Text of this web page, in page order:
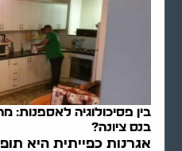
בין פסיכולוגיה לאספנות:
בנס ציונה?
אגרנות כפייתית היא